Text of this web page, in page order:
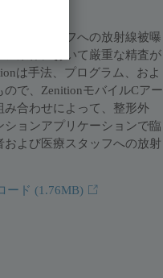
医療スタッフへの放射線被曝
ア業界において厳重な精査が
は手法、プログラム、およ
で、ZenitionモバイルCアー
み合わせによって、整形外
ョンアプリケーションで臨
よび医療スタッフへの放射
ード (1.76MB)